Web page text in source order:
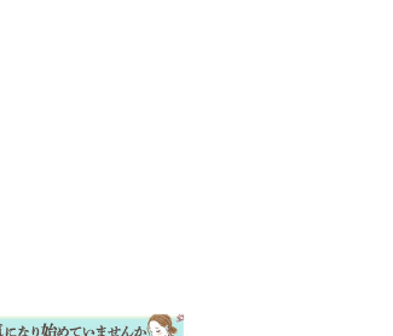
風、薫る』あらす